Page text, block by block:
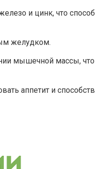
и цинк, что
желудком.
мышечной массы,
аппетит и